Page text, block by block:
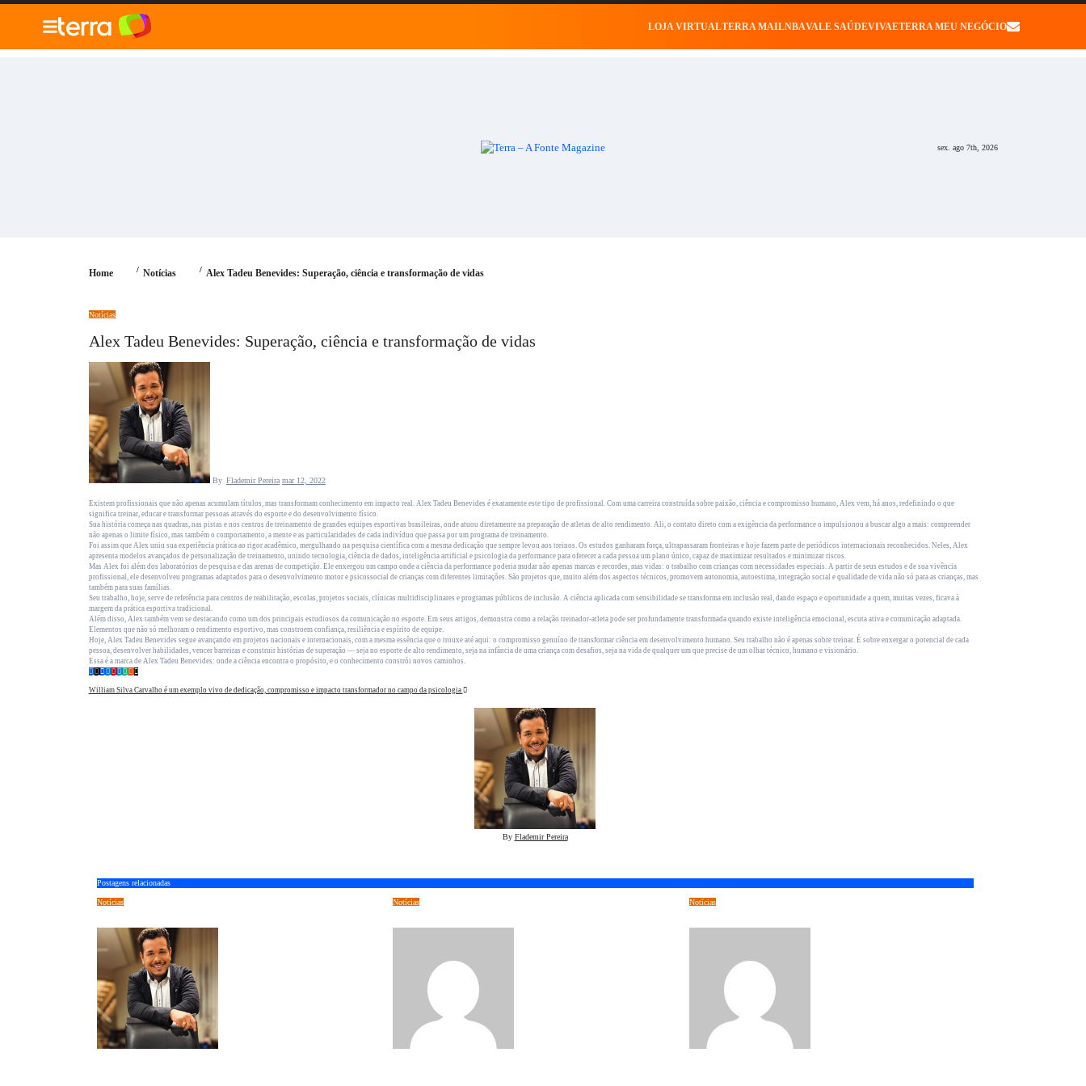
010" />
LOJA VIRTUALTERRA MAILNBAVALE SAÚDEVIVAETERRA MEU NEGÓCIO
sex. ago 7th, 2026
Blog Celebridades
Home Notícias Alex Tadeu Benevides: Superação, ciência e transformação de vidas
Notícias
Alex Tadeu Benevides: Superação, ciência e transformação de vidas
By Flademir Pereira mar 12, 2022
Existem profissionais que não apenas acumulam títulos, mas transformam conhecimento em impacto real. Alex Tadeu Benevides é exatamente este tipo de profissional. Com uma carreira construída sobre paixão, ciência e compromisso humano, Alex vem, há anos, redefinindo o que
significa treinar, educar e transformar pessoas através do esporte e do desenvolvimento físico.
Sua história começa nas quadras, nas pistas e nos centros de treinamento de grandes equipes esportivas brasileiras, onde atuou diretamente na preparação de atletas de alto rendimento. Ali, o contato direto com a exigência da performance o impulsionou a buscar algo a mais: compreender
não apenas o limite físico, mas também o comportamento, a mente e as particularidades de cada indivíduo que passa por um programa de treinamento.
Foi assim que Alex uniu sua experiência prática ao rigor acadêmico, mergulhando na pesquisa científica com a mesma dedicação que sempre levou aos treinos. Os estudos ganharam força, ultrapassaram fronteiras e hoje fazem parte de periódicos internacionais reconhecidos. Neles, Alex
apresenta modelos avançados de personalização de treinamento, unindo tecnologia, ciência de dados, inteligência artificial e psicologia da performance para oferecer a cada pessoa um plano único, capaz de maximizar resultados e minimizar riscos.
Mas Alex foi além dos laboratórios de pesquisa e das arenas de competição. Ele enxergou um campo onde a ciência da performance poderia mudar não apenas marcas e recordes, mas vidas: o trabalho com crianças com necessidades especiais. A partir de seus estudos e de sua vivência
profissional, ele desenvolveu programas adaptados para o desenvolvimento motor e psicossocial de crianças com diferentes limitações. São projetos que, muito além dos aspectos técnicos, promovem autonomia, autoestima, integração social e qualidade de vida não só para as crianças, mas
também para suas famílias.
Seu trabalho, hoje, serve de referência para centros de reabilitação, escolas, projetos sociais, clínicas multidisciplinares e programas públicos de inclusão. A ciência aplicada com sensibilidade se transforma em inclusão real, dando espaço e oportunidade a quem, muitas vezes, ficava à
margem da prática esportiva tradicional.
Além disso, Alex também vem se destacando como um dos principais estudiosos da comunicação no esporte. Em seus artigos, demonstra como a relação treinador-atleta pode ser profundamente transformada quando existe inteligência emocional, escuta ativa e comunicação adaptada.
Elementos que não só melhoram o rendimento esportivo, mas constroem confiança, resiliência e espírito de equipe.
Hoje, Alex Tadeu Benevides segue avançando em projetos nacionais e internacionais, com a mesma essência que o trouxe até aqui: o compromisso genuíno de transformar ciência em desenvolvimento humano. Seu trabalho não é apenas sobre treinar. É sobre enxergar o potencial de cada
pessoa, desenvolver habilidades, vencer barreiras e construir histórias de superação — seja no esporte de alto rendimento, seja na infância de uma criança com desafios, seja na vida de qualquer um que precise de um olhar técnico, humano e visionário.
Essa é a marca de Alex Tadeu Benevides: onde a ciência encontra o propósito, e o conhecimento constrói novos caminhos.
William Silva Carvalho é um exemplo vivo de dedicação, compromisso e impacto transformador no campo da psicologia
By Flademir Pereira
Postagens relacionadas
Notícias
Flademir Pereira
Notícias
Notícias